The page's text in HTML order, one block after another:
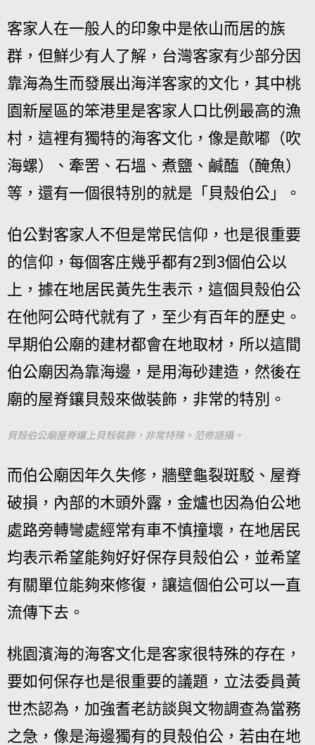
客家人在一般人的印象中是依山而居的族
群，但鮮少有人了解，台灣客家有少部分因
靠海為生而發展出海洋客家的文化，其中桃
園新屋區的笨港里是客家人口比例最高的漁
村，這裡有獨特的海客文化，像是歕嘟（吹
海螺）、牽罟、石塭、煮鹽、鹹醢（醃魚）
等，還有一個很特別的就是「貝殼伯公」。
伯公對客家人不但是常民信仰，也是很重要
的信仰，每個客庄幾乎都有2到3個伯公以
上，據在地居民黃先生表示，這個貝殼伯公
在他阿公時代就有了，至少有百年的歷史。
早期伯公廟的建材都會在地取材，所以這間
伯公廟因為靠海邊，是用海砂建造，然後在
廟的屋脊鑲貝殼來做裝飾，非常的特別。
貝殼伯公廟屋脊鑲上貝殼裝飾，非常特殊。范修語攝。
而伯公廟因年久失修，牆壁龜裂斑駁、屋脊
破損，內部的木頭外露，金爐也因為伯公地
處路旁轉彎處經常有車不慎撞壞，在地居民
均表示希望能夠好好保存貝殼伯公，並希望
有關單位能夠來修復，讓這個伯公可以一直
流傳下去。
桃園濱海的海客文化是客家很特殊的存在，
要如何保存也是很重要的議題，立法委員黃
世杰認為，加強耆老訪談與文物調查為當務
之急，像是海邊獨有的貝殼伯公，若由在地